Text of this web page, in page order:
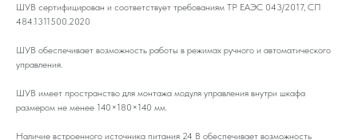
ШУВ сертифицирован и соответствует требованиям ТР ЕАЭС 043/2017, СП
484.1311500.2020
ШУВ обеспечивает возможность работы в режимах ручного и автоматического
управления.
ШУВ имеет пространство для монтажа модуля управления внутри шкафа
размером не менее 140×180×140 мм.
Наличие встроенного источника питания 24 В обеспечивает возможность